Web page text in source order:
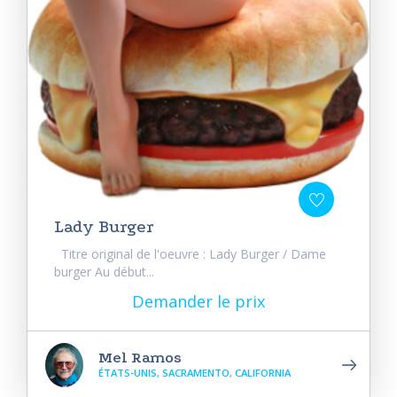
Lady Burger
Titre original de l'oeuvre : Lady Burger / Dame
burger Au début...
Demander le prix
Mel Ramos
ÉTATS-UNIS, SACRAMENTO, CALIFORNIA